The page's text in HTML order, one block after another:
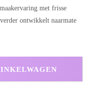
met frisse
ontwikkelt naarmate